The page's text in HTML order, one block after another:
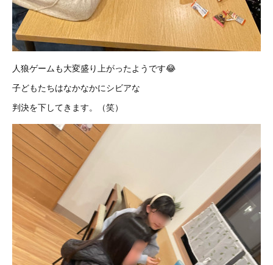
人狼ゲームも大変盛り上がったようです😂
子どもたちはなかなかにシビアな
判決を下してきます。（笑）